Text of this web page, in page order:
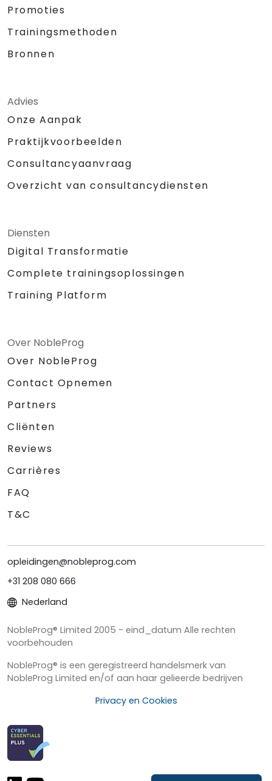
Promoties
Trainingsmethoden
Bronnen
Advies
Onze Aanpak
Praktijkvoorbeelden
Consultancyaanvraag
Overzicht van consultancydiensten
Diensten
Digital Transformatie
Complete trainingsoplossingen
Training Platform
Over NobleProg
Over NobleProg
Contact Opnemen
Partners
Cliënten
Reviews
Carrières
FAQ
T&C
opleidingen@nobleprog.com
+31 208 080 666
Nederland
NobleProg® Limited 2005 - eind_datum Alle rechten
voorbehouden
NobleProg® is een geregistreerd handelsmerk van
NobleProg Limited en/of aan haar gelieerde bedrijven
Privacy en Cookies